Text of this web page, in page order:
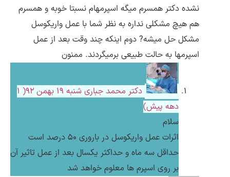
نشده دکتر همسرم میگه اسپرمهام نسبتا خوبه و همسرم
هم هیچ مشکلی نداره به نظر شما با عمل واریکوسل
مشکل حل میشه? دوم اینکه چند وقت بعد از عمل
اسپرمها به حالت طبیعی برمیگردند. ممنون
دکتر محمد جباری
شنبه ۱۹ بهمن ۹۲( 1
دهه پیش)
سلام
اثرات عمل واریکوسل در باروری 50 درصد است
حداقل سه ماه و حداکثر یکسال بعد از عمل تاثیر آن
بر روی اسپرم ها معلوم خواهد شد